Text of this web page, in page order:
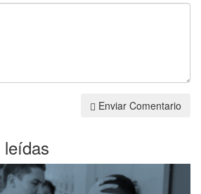
Enviar Comentario